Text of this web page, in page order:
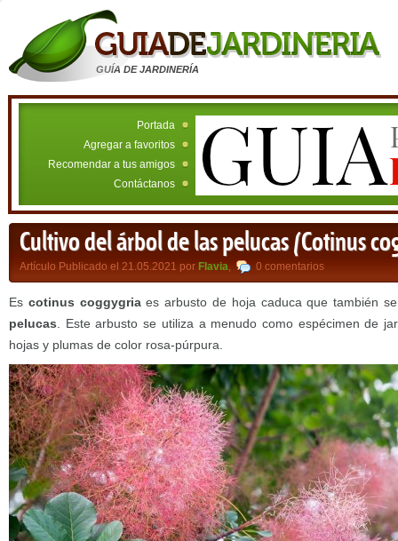
GUÍA DE JARDINERÍA
Portada
Agregar a favoritos
Recomendar a tus amigos
Contáctanos
Cultivo del árbol de las pelucas (Cotinus
Artículo Publicado el 21.05.2021 por Flavia, 0 comentarios
Es cotinus coggygriaes arbusto de hoja caduca que también
pelucas . Este arbusto se utiliza a menudo como espécimen de
hojas y plumas de color rosa-púrpura.